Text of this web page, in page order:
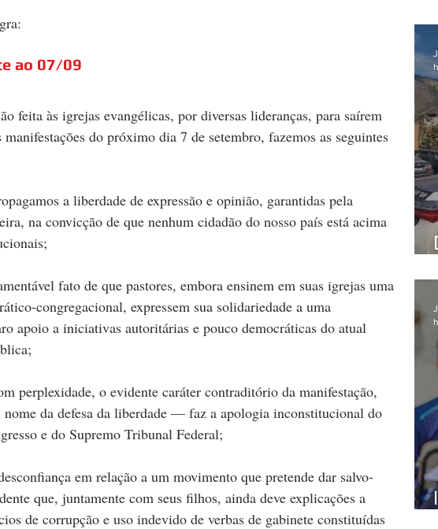
ao 07/09
feita às igrejas evangélicas, por diversas lideranças, para saírem
manifestações do próximo dia 7 de setembro, fazemos as seguintes
a liberdade de expressão e opinião, garantidas pela
na convicção de que nenhum cidadão do nosso país está acima
fato de que pastores, embora ensinem em suas igrejas uma
congregacional, expressem sua solidariedade a uma
apoio a iniciativas autoritárias e pouco democráticas do atual
perplexidade, o evidente caráter contraditório da manifestação,
da defesa da liberdade — faz a apologia inconstitucional do
e do Supremo Tribunal Federal;
em relação a um movimento que pretende dar salvo-
que, juntamente com seus filhos, ainda deve explicações a
de corrupção e uso indevido de verbas de gabinete constituídas